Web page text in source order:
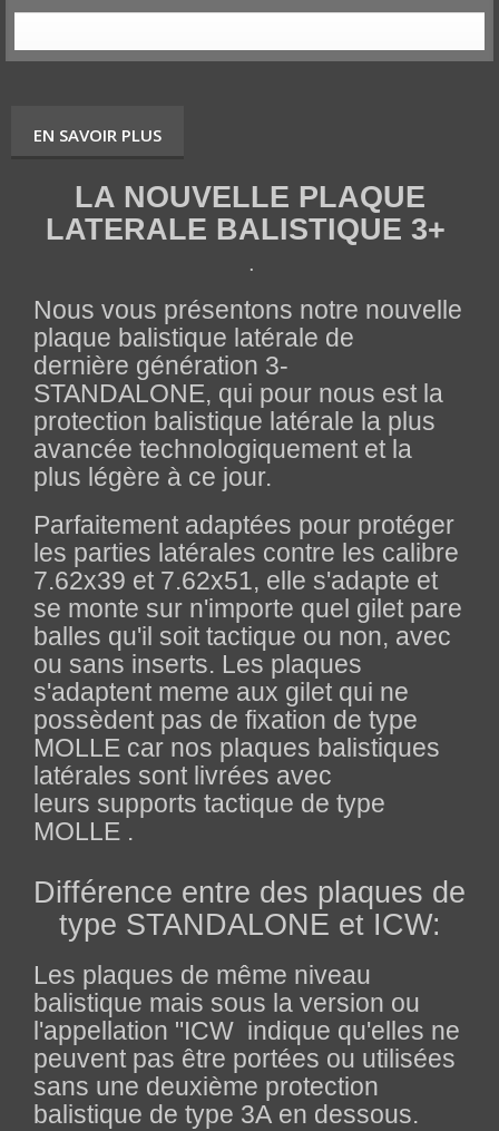
EN SAVOIR PLUS
LA NOUVELLE PLAQUE
LATERALE BALISTIQUE 3+
.
Nous vous présentons notre nouvelle
plaque balistique latérale de
dernière génération 3-
STANDALONE, qui pour nous est la
protection balistique latérale la plus
avancée technologiquement et la
plus légère à ce jour.
Parfaitement adaptées pour protéger
les parties latérales contre les calibre
7.62x39 et 7.62x51, elle s'adapte et
se monte sur n'importe quel gilet pare
balles qu'il soit tactique ou non, avec
ou sans inserts. Les plaques
s'adaptent meme aux gilet qui ne
possèdent pas de fixation de type
MOLLE car nos plaques balistiques
latérales sont livrées avec
leurs supports tactique de type
MOLLE .
Différence entre des plaques de
type STANDALONE et ICW:
Les plaques de même niveau
balistique mais sous la version ou
l'appellation "ICW indique qu'elles ne
peuvent pas être portées ou utilisées
sans une deuxième protection
balistique de type 3A en dessous.